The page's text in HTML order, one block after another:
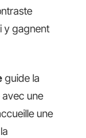
y gagnent
guide la
avec une
une